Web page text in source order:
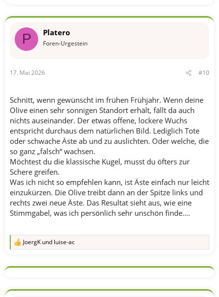
P Platero
Foren-Urgestein
17. Mai 2026 #10
Schnitt, wenn gewünscht im frühen Frühjahr. Wenn deine
Olive einen sehr sonnigen Standort erhält, fällt da auch
nichts auseinander. Der etwas offene, lockere Wuchs
entspricht durchaus dem natürlichen Bild. Lediglich Tote
oder schwache Äste ab und zu auslichten. Oder welche, die
so ganz „falsch“ wachsen.
Möchtest du die klassische Kugel, musst du öfters zur
Schere greifen.
Was ich nicht so empfehlen kann, ist Äste einfach nur leicht
einzukürzen. Die Olive treibt dann an der Spitze links und
rechts zwei neue Äste. Das Resultat sieht aus, wie eine
Stimmgabel, was ich persönlich sehr unschön finde….
R
k
o
JoergK und luise-ac